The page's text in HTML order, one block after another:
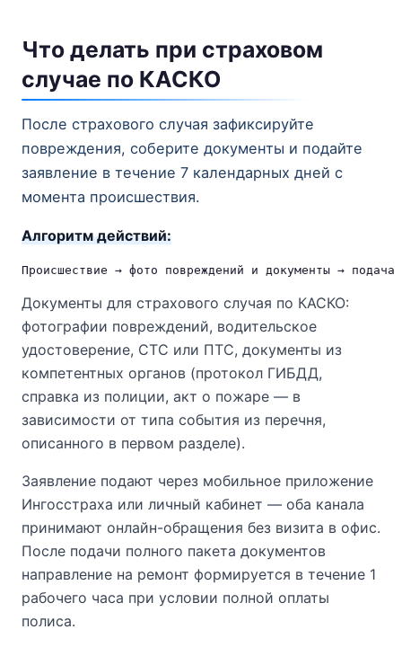
Что делать при страховом
случае по КАСКО
После страхового случая зафиксируйте
повреждения, соберите документы и подайте
заявление в течение 7 календарных дней с
момента происшествия.
Алгоритм действий:
Документы для страхового случая по КАСКО:
фотографии повреждений, водительское
удостоверение, СТС или ПТС, документы из
компетентных органов (протокол ГИБДД,
справка из полиции, акт о пожаре — в
зависимости от типа события из перечня,
описанного в первом разделе).
Заявление подают через мобильное приложение
Ингосстраха или личный кабинет — оба канала
принимают онлайн-обращения без визита в офис.
После подачи полного пакета документов
направление на ремонт формируется в течение 1
рабочего часа при условии полной оплаты
полиса.